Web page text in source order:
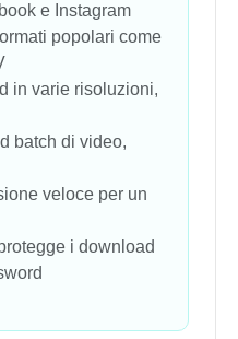
e Instagram
popolari come
in varie risoluzioni,
batch di video,
veloce per un
i download